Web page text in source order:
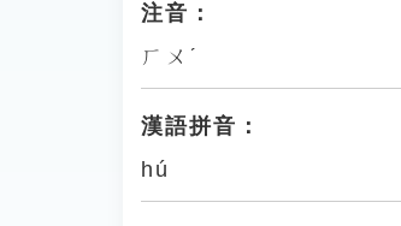
注音：
ㄏㄨˊ
漢語拼音：
hú